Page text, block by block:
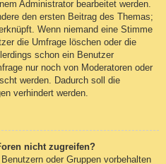
Administrator bearbeitet werden.
den ersten Beitrag des Themas;
Wenn niemand eine Stimme
die Umfrage löschen oder die
schon ein Benutzer
nur noch von Moderatoren oder
werden. Dadurch soll die
verhindert werden.
nicht zugreifen?
oder Gruppen vorbehalten